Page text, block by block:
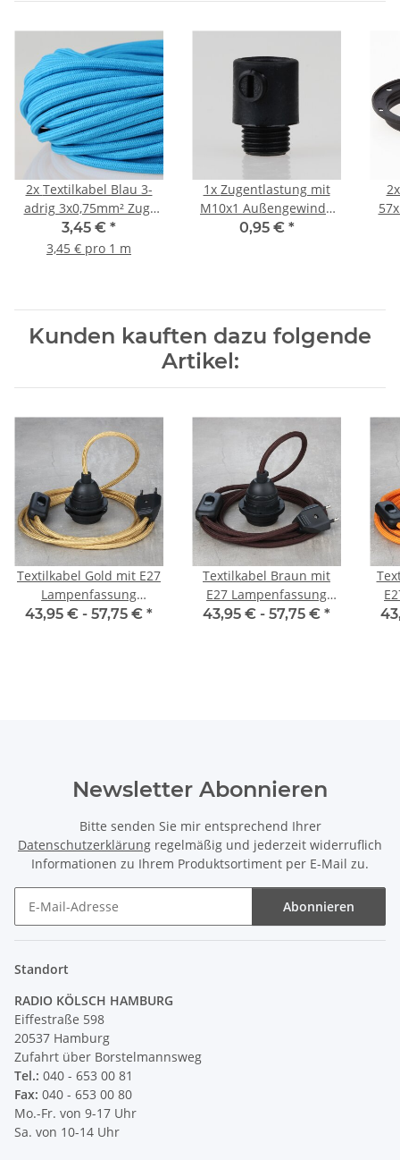
2x Textilkabel Blau 3-
adrig 3x0,75mm² Zug-
Pendelleitung S03RT-F
3G0,75
3,45 € *
3,45 € pro 1 m
1x Zugentlastung mit
M10x1 Außengewinde
für Kabel 13x19mm
0,95 € *
Kunden kauften dazu folgende
Artikel:
Textilkabel Gold mit E27
Lampenfassung
Schnurschalter und
43,95 € - 57,75 € *
Textilkabel Braun mit
E27 Lampenfassung
Schnurschalter und
43,95 € - 57,75 € *
Newsletter Abonnieren
Bitte senden Sie mir entsprechend Ihrer
Datenschutzerklärung regelmäßig und jederzeit widerruflich
Informationen zu Ihrem Produktsortiment per E-Mail zu.
Abonnieren
Standort
RADIO KÖLSCH HAMBURG
Eiffestraße 598
20537 Hamburg
Zufahrt über Borstelmannsweg
Tel.: 040 - 653 00 81
Fax: 040 - 653 00 80
Mo.-Fr. von 9-17 Uhr
Sa. von 10-14 Uhr